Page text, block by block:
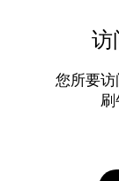
访
您所要
刷